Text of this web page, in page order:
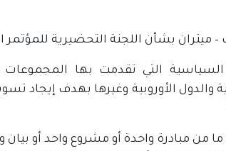
ميتران بشأن اللجنة التحضيرية للمؤتمر
التي تقدمت بها المجموعات
والدول الأوروبية وغيرها بهدف إيجاد
من مبادرة واحدة أو مشروع واحد أو